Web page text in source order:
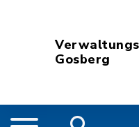
Gosberg